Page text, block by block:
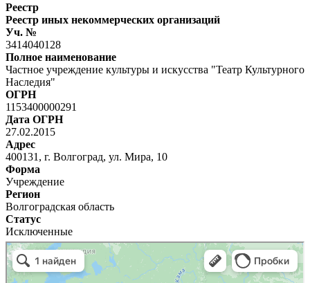
Реестр
Реестр иных некоммерческих организаций
Уч. №
3414040128
Полное наименование
Частное учреждение культуры и искусства "Театр Культурного
Наследия"
ОГРН
1153400000291
Дата ОГРН
27.02.2015
Адрес
400131, г. Волгоград, ул. Мира, 10
Форма
Учреждение
Регион
Волгоградская область
Статус
Исключенные